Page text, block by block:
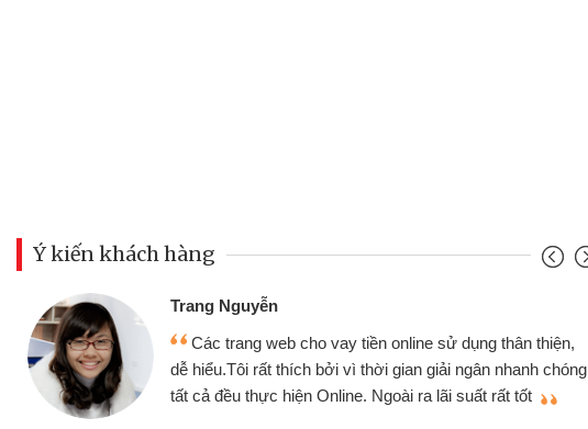
Ý kiến khách hàng
Trang Nguyễn
Các trang web cho vay tiền online sử dụng thân thiện,
dễ hiểu.Tôi rất thích bởi vì thời gian giải ngân nhanh chóng
tất cả đều thực hiện Online. Ngoài ra lãi suất rất tốt